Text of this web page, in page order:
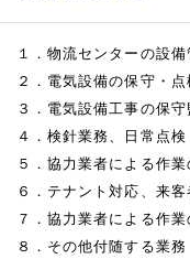
１．物流センターの設
２．電気設備の保守・
３．電気設備工事の保
４．検針業務、日常点
５．協力業者による作
６．テナント対応、来客
７．協力業者による作
８．その他付随する業務